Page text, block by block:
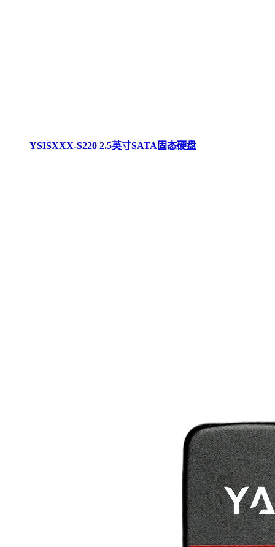
YSISXXX-S220 2.5英寸SATA固态硬盘